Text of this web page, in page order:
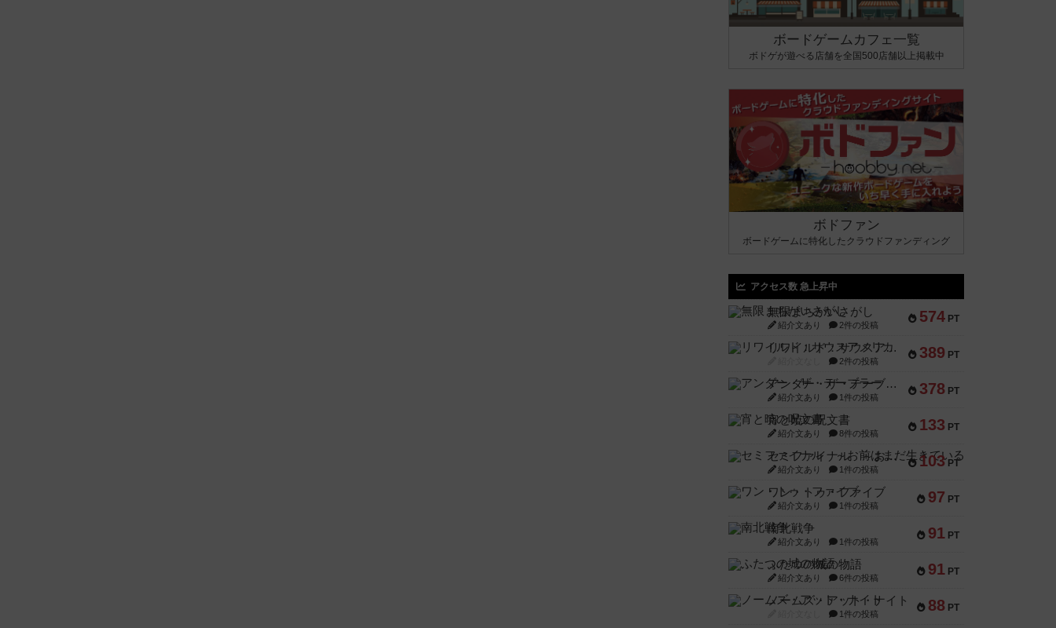
ボードゲームカフェ一覧
ボドゲが遊べる店舗を全国500店舗以上掲載中
ボドファン
ボードゲームに特化したクラウドファンディング
アクセス数 急上昇中
574 PT
無限まちがいさがし
紹介文あり 2件の投稿
389 PT
リワイルド：サウスアメリカ
2件の投稿
378 PT
アンダー・ザ・テーブラー
紹介文あり 1件の投稿
133 PT
宵と暁の呪文書
紹介文あり 8件の投稿
103 PT
セミファイナル ～お前はまだ生きている～
紹介文あり 1件の投稿
97 PT
ワン・トゥ・ファイブ
紹介文あり 1件の投稿
91 PT
南北戦争
紹介文あり 1件の投稿
91 PT
ふたつの城の物語
紹介文あり 6件の投稿
88 PT
ノームズ・アット・ナイト
1件の投稿